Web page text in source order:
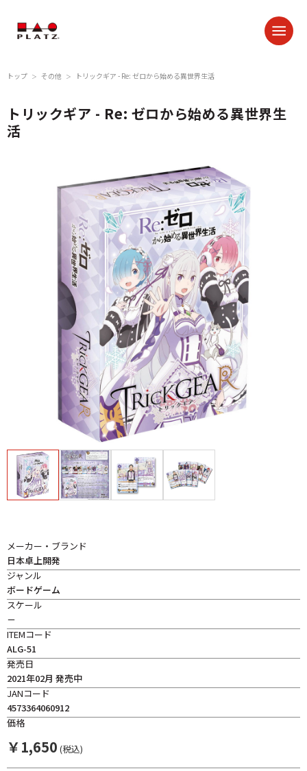
トップ ＞ その他 ＞ トリックギア - Re: ゼロから始める異世界生活
トリックギア - Re: ゼロから始める異世界生
活
メーカー・ブランド
日本卓上開発
ジャンル
ボードゲーム
スケール
－
ITEMコード
ALG-51
発売日
2021年02月 発売中
JANコード
4573364060912
価格
￥1,650 (税込)